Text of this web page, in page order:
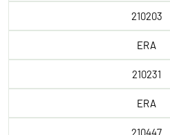
210203
ERA
210231
ERA
210447